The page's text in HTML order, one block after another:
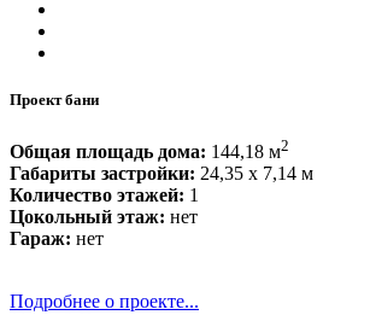
Проект бани
Общая площадь дома: 144,18 м2
Габариты застройки: 24,35 x 7,14 м
Количество этажей: 1
Цокольный этаж: нет
Гараж: нет
Подробнее о проекте...